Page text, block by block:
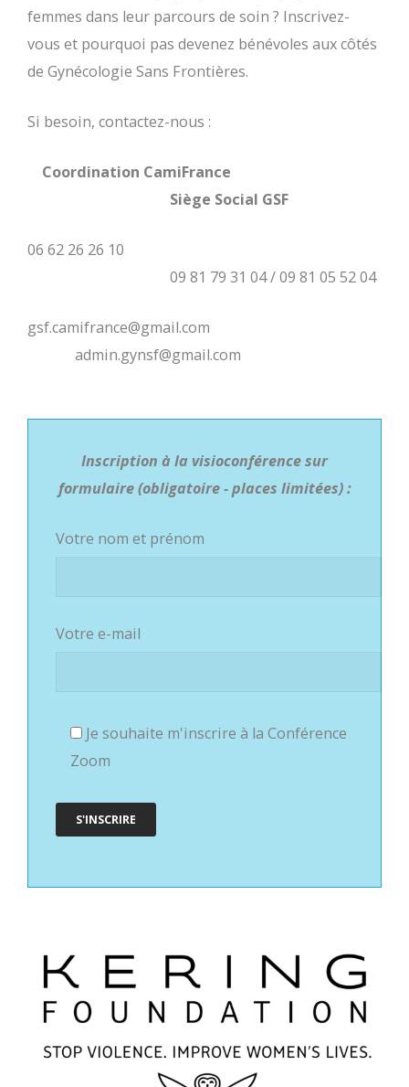
femmes dans leur parcours de soin ? Inscrivez-
vous et pourquoi pas devenez bénévoles aux côtés
de Gynécologie Sans Frontières.
Si besoin, contactez-nous :
Coordination CamiFrance
Siège Social GSF
06 62 26 26 10
09 81 79 31 04 / 09 81 05 52 04
gsf.camifrance@gmail.com
admin.gynsf@gmail.com
Inscription à la visioconférence sur
formulaire (obligatoire - places limitées) :
Votre nom et prénom
Votre e-mail
Je souhaite m'inscrire à la Conférence
Zoom